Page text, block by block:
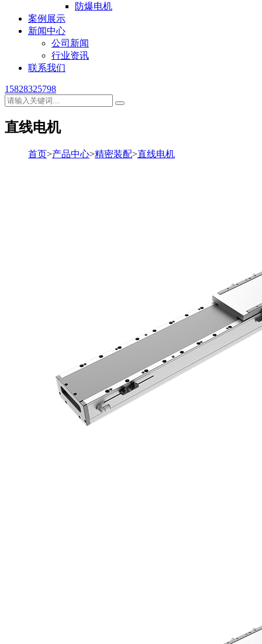
防爆电机
案例展示
新闻中心
公司新闻
行业资讯
联系我们
15828325798
直线电机
首页>产品中心>精密装配>直线电机